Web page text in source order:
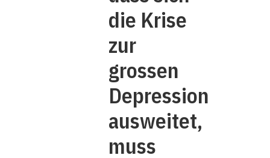
die Krise
zur
grossen
Depression
ausweitet,
muss